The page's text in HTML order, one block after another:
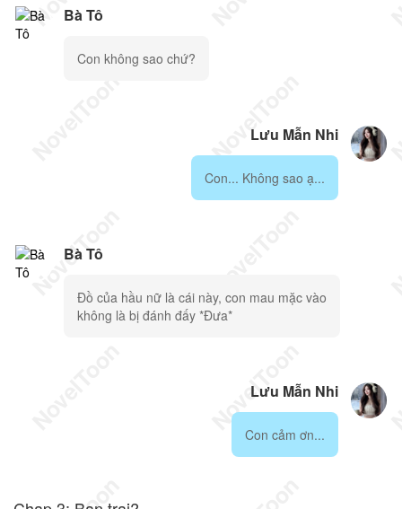
Bà Tô
Con không sao chứ?
Lưu Mẫn Nhi
Con... Không sao ạ...
Bà Tô
Đồ của hầu nữ là cái này, con mau mặc vào
không là bị đánh đấy *Đưa*
Lưu Mẫn Nhi
Con cảm ơn...